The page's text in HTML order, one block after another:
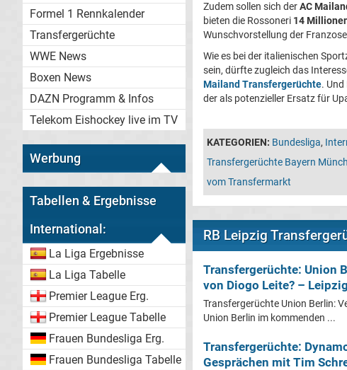
Formel 1 Rennkalender
Transfergerüchte
WWE News
Boxen News
DAZN Programm & Infos
Telekom Eishockey live im TV
Werbung
Tabellen & Ergebnisse
International:
La Liga Ergebnisse
La Liga Tabelle
Premier League Erg.
Premier League Tabelle
Frauen Bundesliga Erg.
Frauen Bundesliga Tabelle
Zudem sollen sich derAC
bieten die Rossoneri 14
Wunschvorstellung der
Wie es bei der italienischen
sein, dürfte zugleich das
Mailand Transfergerüchte.
der als potenzieller Ersatz für
KATEGORIEN: Bundesliga,
Transfergerüchte Bayern
vom Transfermarkt
RB Leipzig
Transfergerüchte: Union
von Diogo Leite? –
Transfergerüchte Union Berlin:
Union Berlin im kommenden ...
Transfergerüchte:
Gesprächen mit Tim